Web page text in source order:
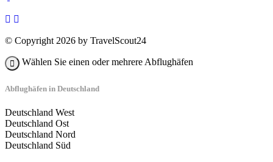
© Copyright 2026 by TravelScout24
Wählen Sie einen oder mehrere Abflughäfen
Abflughäfen in Deutschland
Deutschland West
Deutschland Ost
Deutschland Nord
Deutschland Süd